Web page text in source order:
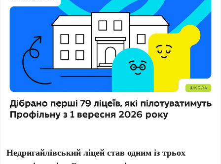
Недригайлівський ліцей став одним із трьох